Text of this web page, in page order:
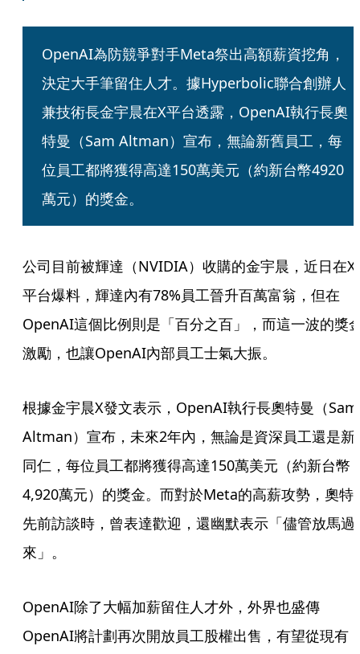
OpenAI為防競爭對手Meta祭出高額薪資挖角，
決定大手筆留住人才。據Hyperbolic聯合創辦人
兼技術長金宇晨在X平台透露，OpenAI執行長奧
特曼（Sam Altman）宣布，無論新舊員工，每
位員工都將獲得高達150萬美元（約新台幣4920
萬元）的獎金。
公司目前被輝達（NVIDIA）收購的金宇晨，近日在X
平台爆料，輝達內有78%員工晉升百萬富翁，但在
OpenAI這個比例則是「百分之百」，而這一波的獎
激勵，也讓OpenAI內部員工士氣大振。
根據金宇晨X發文表示，OpenAI執行長奧特曼（Sam
Altman）宣布，未來2年內，無論是資深員工還是新
同仁，每位員工都將獲得高達150萬美元（約新台幣
4,920萬元）的獎金。而對於Meta的高薪攻勢，奧特
先前訪談時，曾表達歡迎，還幽默表示「儘管放馬過
來」。
OpenAI除了大幅加薪留住人才外，外界也盛傳
OpenAI將計劃再次開放員工股權出售，有望從現有